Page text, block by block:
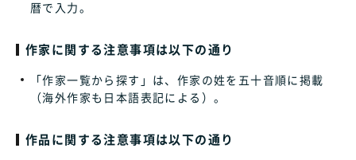
暦で入力。
作家に関する注意事項は以下の通り
「作家一覧から探す」は、作家の姓を五十音順に掲載
（海外作家も日本語表記による）。
作品に関する注意事項は以下の通り